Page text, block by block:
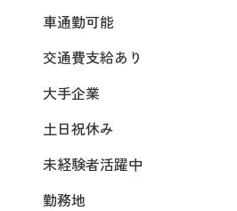
車通勤可能
交通費支給あり
大手企業
土日祝休み
未経験者活躍中
勤務地